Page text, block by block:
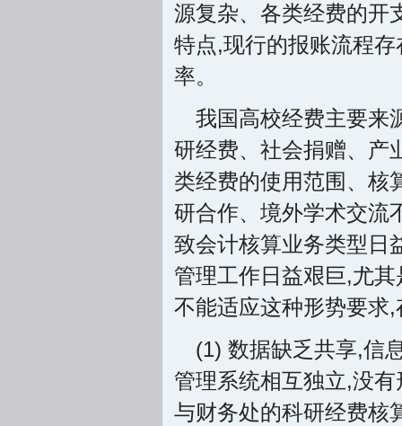
源复杂、各类经费的开
特点,现行的报账流程
率。
我国高校经费主要来
研经费、社会捐赠、产
类经费的使用范围、核
研合作、境外学术交流
致会计核算业务类型日
管理工作日益艰巨,尤
不能适应这种形势要求
(1) 数据缺乏共享,信
管理系统相互独立,没
与财务处的科研经费核